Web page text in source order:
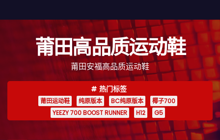
至
莆田高品质运动鞋
莆田安福高品质运动鞋
热门标签
莆田运动鞋 纯原版本 BC纯原版本
椰子700
YEEZY 700 BOOST RUNNER
H12 G5